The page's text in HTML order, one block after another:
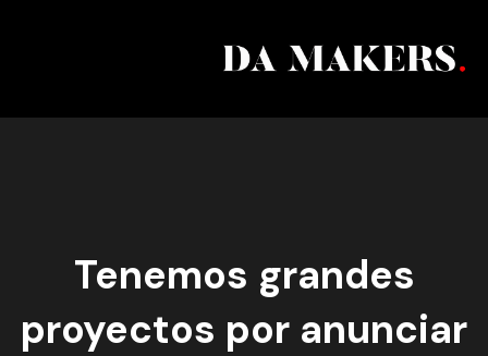
Tenemos grandes
proyectos por anunciar